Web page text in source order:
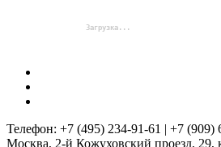
Телефон: +7 (495) 234-91-61 | +7 (909)
Москва, 2-й Кожуховский проезд, 29,